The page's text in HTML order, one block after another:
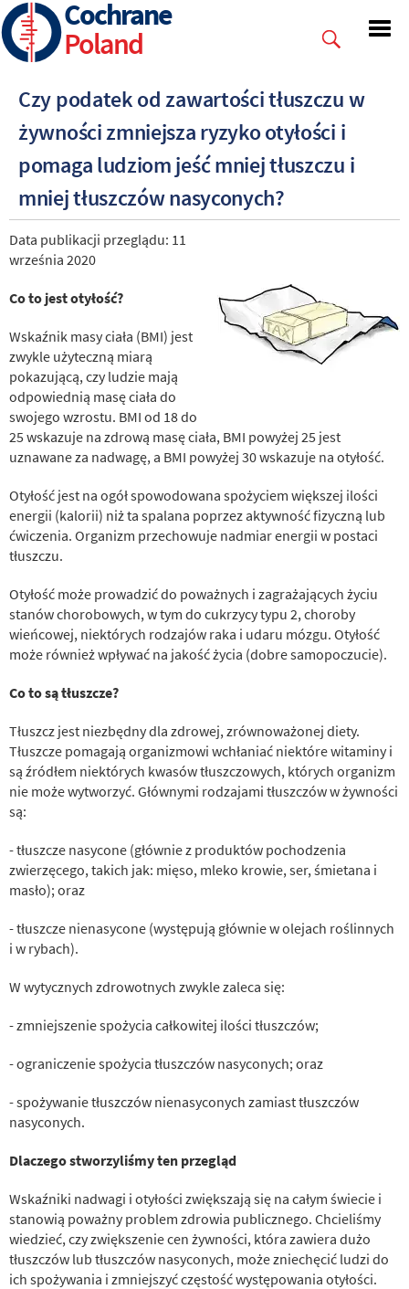
Skip
to
main
Cochrane
Poland
Czy podatek od zawartości tłuszczu w
żywności zmniejsza ryzyko otyłości i
pomaga ludziom jeść mniej tłuszczu i
mniej tłuszczów nasyconych?
Data publikacji przeglądu: 11
września 2020
Co to jest otyłość?
Wskaźnik masy ciała (BMI) jest
zwykle użyteczną miarą
pokazującą, czy ludzie mają
odpowiednią masę ciała do
swojego wzrostu. BMI od 18 do
25 wskazuje na zdrową masę ciała, BMI powyżej 25 jest
uznawane za nadwagę, a BMI powyżej 30 wskazuje na otyłość.
Otyłość jest na ogół spowodowana spożyciem większej ilości
energii (kalorii) niż ta spalana poprzez aktywność fizyczną lub
ćwiczenia. Organizm przechowuje nadmiar energii w postaci
tłuszczu.
Otyłość może prowadzić do poważnych i zagrażających życiu
stanów chorobowych, w tym do cukrzycy typu 2, choroby
wieńcowej, niektórych rodzajów raka i udaru mózgu. Otyłość
może również wpływać na jakość życia (dobre samopoczucie).
Co to są tłuszcze?
Tłuszcz jest niezbędny dla zdrowej, zrównoważonej diety.
Tłuszcze pomagają organizmowi wchłaniać niektóre witaminy i
są źródłem niektórych kwasów tłuszczowych, których organizm
nie może wytworzyć. Głównymi rodzajami tłuszczów w żywności
są:
- tłuszcze nasycone (głównie z produktów pochodzenia
zwierzęcego, takich jak: mięso, mleko krowie, ser, śmietana i
masło); oraz
- tłuszcze nienasycone (występują głównie w olejach roślinnych
i w rybach).
W wytycznych zdrowotnych zwykle zaleca się:
- zmniejszenie spożycia całkowitej ilości tłuszczów;
- ograniczenie spożycia tłuszczów nasyconych; oraz
- spożywanie tłuszczów nienasyconych zamiast tłuszczów
nasyconych.
Dlaczego stworzyliśmy ten przegląd
Wskaźniki nadwagi i otyłości zwiększają się na całym świecie i
stanowią poważny problem zdrowia publicznego. Chcieliśmy
wiedzieć, czy zwiększenie cen żywności, która zawiera dużo
tłuszczów lub tłuszczów nasyconych, może zniechęcić ludzi do
ich spożywania i zmniejszyć częstość występowania otyłości.